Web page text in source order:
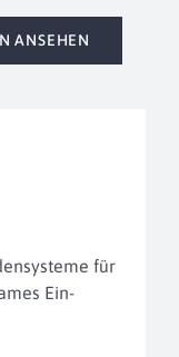
ANSEHEN
für
Ein­